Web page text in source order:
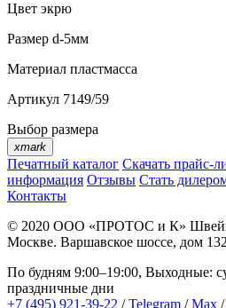
Цвет экрю
Размер d-5мм
Материал пластмасса
Артикул 7149/59
Выбор размера
xmark
Печатный каталог Скачать прайс-
информация Отзывы Стать
Контакты
© 2020 ООО «ПРОТОС и К»
Москве. Варшавское шоссе, дом
По будням 9:00–19:00, Выходные:
праздничные дни
+7 (495) 921-39-22 /Telegram /Max /